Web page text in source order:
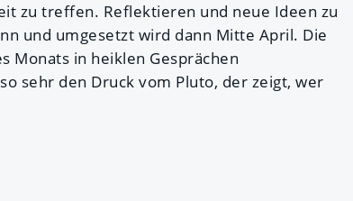
zu treffen. Reflektieren und neue Ideen zu
und umgesetzt wird dann Mitte April. Die
Monats in heiklen Gesprächen
sehr den Druck vom Pluto, der zeigt, wer